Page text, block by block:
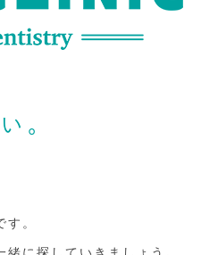
。
。
に探していきましょう。